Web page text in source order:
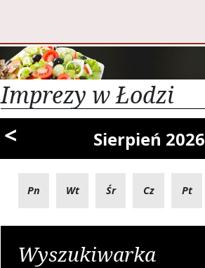
Imprezy w Łodzi
<
Sierpień 2026
Pn Wt Śr Cz Pt
Wyszukiwarka